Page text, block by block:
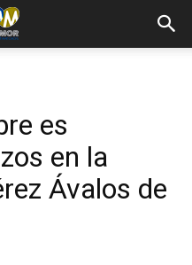
es
en la
Ávalos de